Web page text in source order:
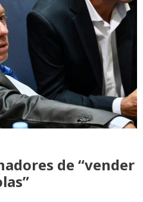
de “vender